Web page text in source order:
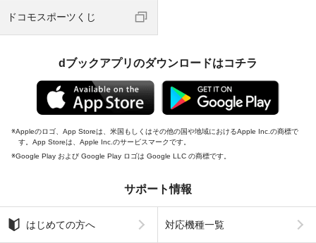
ドコモスポーツくじ
dブックアプリのダウンロードはコチラ
Appleのロゴ、App Storeは、米国もしくはその他の国や地域におけるApple Inc.の商標で
す。App Storeは、Apple Inc.のサービスマークです。
Google Play および Google Play ロゴは Google LLC の商標です。
サポート情報
はじめての方へ 対応機種一覧